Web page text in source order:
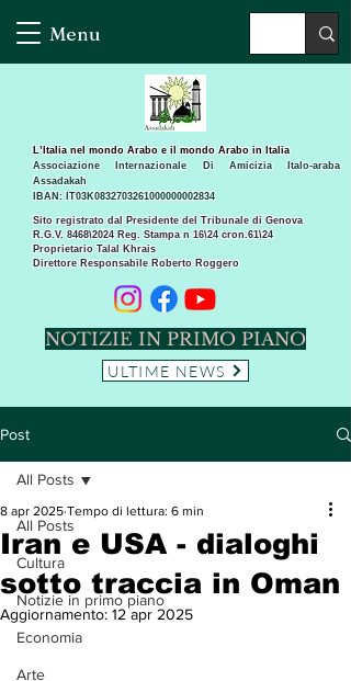
Menu
Sito registrato dal Presidente del Tribunale di Genova
R.G.V. 8468\2024 Reg. Stampa n 16\24 cron.61\24 ​
Proprietario Talal Khrais
Direttore Responsabile Roberto Roggero
L’Italia nel mondo Arabo e il mondo Arabo in Italia
Associazione Internazionale Di Amicizia Italo-araba
Assadakah
IBAN: IT03K0832703261000000002834
NOTIZIE IN PRIMO PIANO
ULTIME NEWS
Post
All Posts
Cultura
Notizie in primo piano
Economia
Arte
All Posts
Iran e USA - dialoghi
sotto traccia in Oman
8 apr 2025 Tempo di lettura: 6 min
Aggiornamento: 12 apr 2025